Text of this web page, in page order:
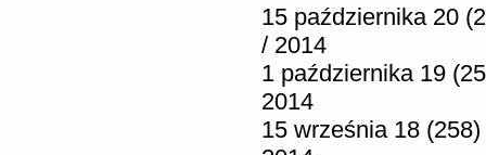
15 października 20
/ 2014
1 października 19
2014
15 września 18 (258)